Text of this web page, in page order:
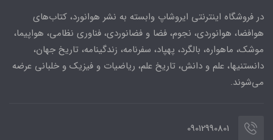
در فروشگاه اینترنتی ایروشاپ وابسته به نشر هوانورد، کتاب‌های
هوافضا، هوانوردی، نجوم، فضا و فضانوردی، فناوری نظامی، هواپیما،
موشک، ماهواره، بالگرد، پهپاد، سفرنامه، زندگینامه، تاریخ جهان،
دانستنیها، علم و دانش، تاریخ علم، ریاضیات و فیزیک و خلبانی عرضه
می‌شوند.
09012990801